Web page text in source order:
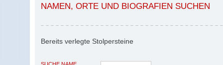
NAMEN, ORTE UND BIOGRAFIEN SUCHEN
Bereits verlegte Stolpersteine
SUCHE NAME